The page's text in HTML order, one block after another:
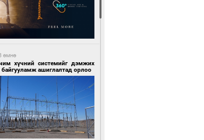
өмнө
өмнө
алдарт Boyzone хамтлагийн
өмнө
хүчний системийг дэмжих
байгууламж ашиглалтад орлоо